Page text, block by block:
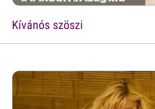
Kívánós szöszi